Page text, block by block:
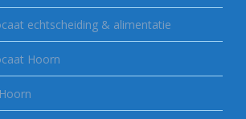
echtscheiding & alimentatie
Hoorn